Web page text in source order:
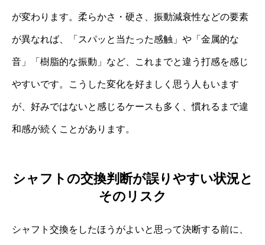
が変わります。柔らかさ・硬さ、振動減衰性などの要素
が異なれば、「スパッと当たった感触」や「金属的な
音」「樹脂的な振動」など、これまでと違う打感を感じ
やすいです。こうした変化を好ましく思う人もいます
が、好みではないと感じるケースも多く、慣れるまで違
和感が続くことがあります。
シャフトの交換判断が誤りやすい状況と
そのリスク
シャフト交換をしたほうがよいと思って決断する前に、